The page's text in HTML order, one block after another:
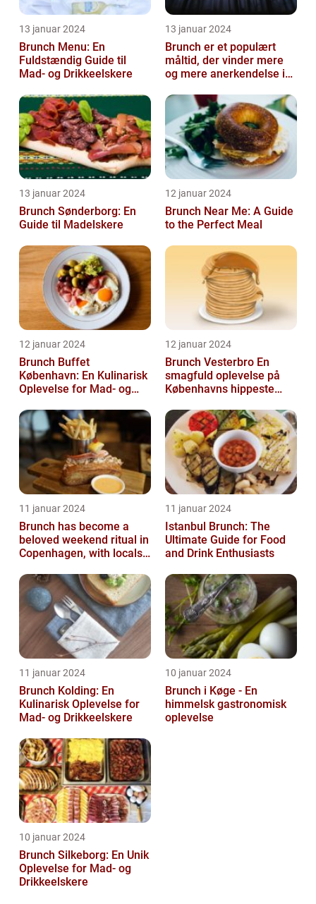
13 januar 2024
Brunch Menu: En
Fuldstændig Guide til
Mad- og Drikkeelskere
13 januar 2024
Brunch er et populært
måltid, der vinder mere
og mere anerkendelse i
verden
13 januar 2024
Brunch Sønderborg: En
Guide til Madelskere
12 januar 2024
Brunch Near Me: A Guide
to the Perfect Meal
12 januar 2024
Brunch Buffet
København: En Kulinarisk
Oplevelse for Mad- og
12 januar 2024
Brunch Vesterbro En
smagfuld oplevelse på
Københavns hippeste
11 januar 2024
Brunch has become a
beloved weekend ritual in
Copenhagen, with locals
to...
11 januar 2024
Istanbul Brunch: The
Ultimate Guide for Food
and Drink Enthusiasts
11 januar 2024
Brunch Kolding: En
Kulinarisk Oplevelse for
Mad- og Drikkeelskere
10 januar 2024
Brunch i Køge - En
himmelsk gastronomisk
oplevelse
10 januar 2024
Brunch Silkeborg: En Unik
Oplevelse for Mad- og
Drikkeelskere